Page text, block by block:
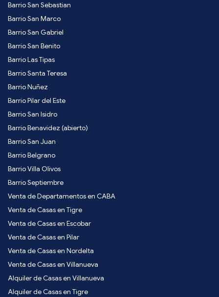
Barrio San Sebastian
Barrio San Marco
Barrio San Gabriel
Barrio San Benito
Barrio Las Tipas
Barrio Santa Teresa
Barrio Nuñez
Barrio Pilar del Este
Barrio San Isidro
Barrio Benavidez (abierto)
Barrio San Juan
Barrio Belgrano
Barrio Villa Olivos
Barrio Septiembre
Venta de Departamentos en CABA
Venta de Casas en Tigre
Venta de Casas en Escobar
Venta de Casas en Pilar
Venta de Casas en Nordelta
Venta de Casas en Villanueva
Alquiler de Casas en Villanueva
Alquiler de Casas en Tigre